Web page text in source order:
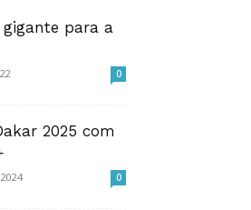
para a
0
2025 com
0